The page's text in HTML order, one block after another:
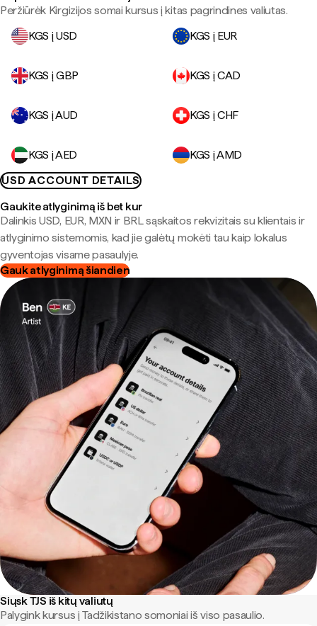
Peržiūrėk Kirgizijos somai kursus į kitas pagrindines valiutas.
KGS į USD
KGS į EUR
KGS į GBP KGS į CAD
KGS į AUD KGS į CHF
KGS į AED
KGS į AMD
USD ACCOUNT DETAILS
Gaukite atlyginimą iš bet kur
Dalinkis USD, EUR, MXN ir BRL sąskaitos rekvizitais su klientais ir
atlyginimo sistemomis, kad jie galėtų mokėti tau kaip lokalus
gyventojas visame pasaulyje.
Gauk atlyginimą šiandien
Siųsk TJS iš kitų valiutų
Palygink kursus į Tadžikistano somoniai iš viso pasaulio.